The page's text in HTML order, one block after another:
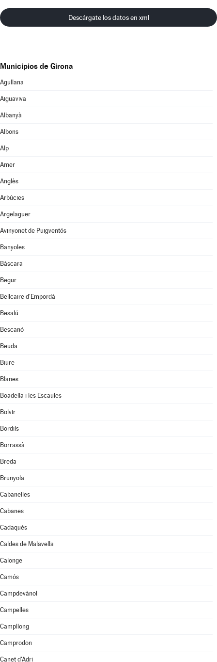
Descárgate los datos en xml
Municipios de Girona
Agullana
Aiguaviva
Albanyà
Albons
Alp
Amer
Anglès
Arbúcies
Argelaguer
Avinyonet de Puigventós
Banyoles
Bàscara
Begur
Bellcaire d'Empordà
Besalú
Bescanó
Beuda
Biure
Blanes
Boadella i les Escaules
Bolvir
Bordils
Borrassà
Breda
Brunyola
Cabanelles
Cabanes
Cadaqués
Caldes de Malavella
Calonge
Camós
Campdevànol
Campelles
Campllong
Camprodon
Canet d'Adri